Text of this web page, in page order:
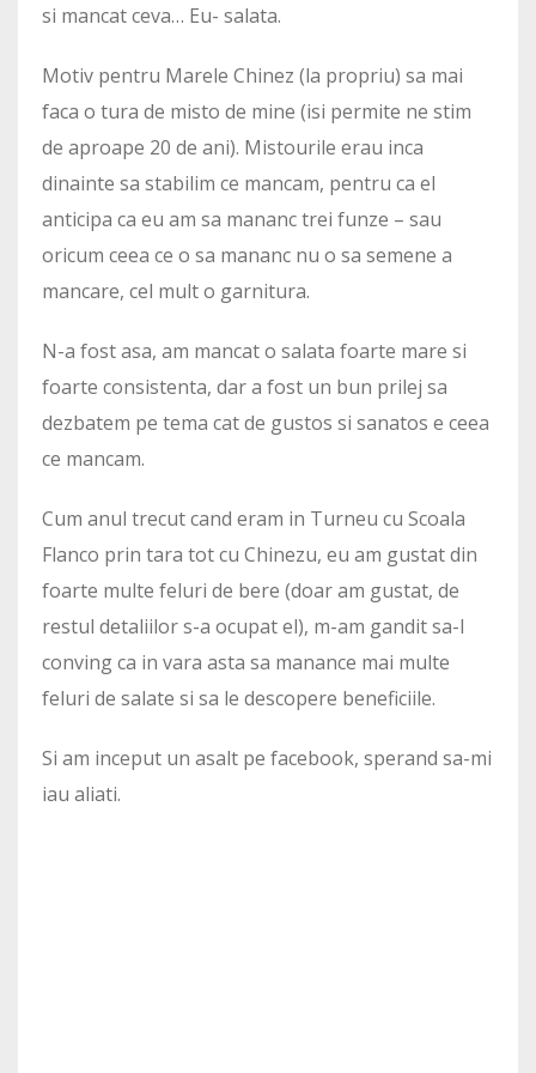
si mancat ceva… Eu- salata.
Motiv pentru Marele Chinez (la propriu) sa mai
faca o tura de misto de mine (isi permite ne stim
de aproape 20 de ani). Mistourile erau inca
dinainte sa stabilim ce mancam, pentru ca el
anticipa ca eu am sa mananc trei funze – sau
oricum ceea ce o sa mananc nu o sa semene a
mancare, cel mult o garnitura.
N-a fost asa, am mancat o salata foarte mare si
foarte consistenta, dar a fost un bun prilej sa
dezbatem pe tema cat de gustos si sanatos e ceea
ce mancam.
Cum anul trecut cand eram in Turneu cu Scoala
Flanco prin tara tot cu Chinezu, eu am gustat din
foarte multe feluri de bere (doar am gustat, de
restul detaliilor s-a ocupat el), m-am gandit sa-l
conving ca in vara asta sa manance mai multe
feluri de salate si sa le descopere beneficiile.
Si am inceput un asalt pe facebook, sperand sa-mi
iau aliati.